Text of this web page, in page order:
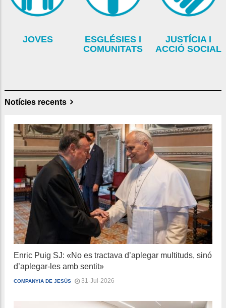
JOVES
ESGLÉSIES I
COMUNITATS
JUSTÍCIA I
ACCIÓ SOCIAL
Notícies recents
Enric Puig SJ: «No es tractava d’aplegar multituds, sinó
d’aplegar-les amb sentit»
COMPANYIA DE JESÚS 31-Jul-2026